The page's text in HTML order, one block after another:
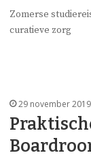
Zomerse
curatieve zorg
29 november 2019